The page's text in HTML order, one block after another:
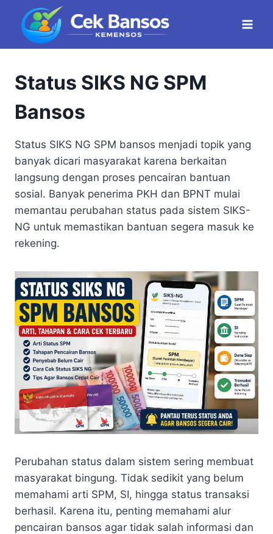
content
Status SIKS NG SPM
Bansos
Status SIKS NG SPM bansos menjadi topik yang
banyak dicari masyarakat karena berkaitan
langsung dengan proses pencairan bantuan
sosial. Banyak penerima PKH dan BPNT mulai
memantau perubahan status pada sistem SIKS-
NG untuk memastikan bantuan segera masuk ke
rekening.
Perubahan status dalam sistem sering membuat
masyarakat bingung. Tidak sedikit yang belum
memahami arti SPM, SI, hingga status transaksi
berhasil. Karena itu, penting memahami alur
pencairan bansos agar tidak salah informasi dan